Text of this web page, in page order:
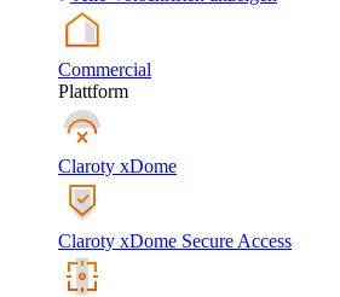
Commercial
Plattform
Claroty xDome
Claroty xDome Secure Access